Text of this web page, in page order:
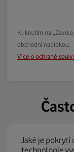
Kliknutím na
obchodní nabídkou.
Více o ochraně
Jaké je pokrytí
technologie